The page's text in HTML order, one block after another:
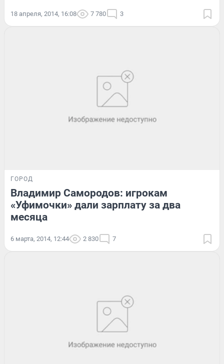
18 апреля, 2014, 16:08 7 780 3
ГОРОД
Владимир Самородов: игрокам
«Уфимочки» дали зарплату за два
месяца
6 марта, 2014, 12:44 2 830 7